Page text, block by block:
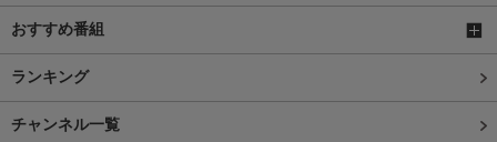
おすすめ番組
ランキング
チャンネル一覧